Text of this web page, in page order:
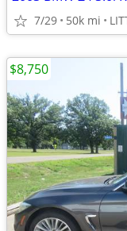
7/29 50k mi
$8,750